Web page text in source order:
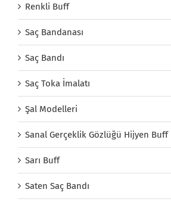
Renkli Buff
Saç Bandanası
Saç Bandı
Saç Toka İmalatı
Şal Modelleri
Sanal Gerçeklik Gözlüğü Hijyen Buff
Sarı Buff
Saten Saç Bandı